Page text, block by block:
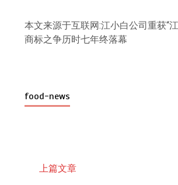
本文来源于互联网:江小白公司重获“江
商标之争历时七年终落幕
food-news
上篇文章